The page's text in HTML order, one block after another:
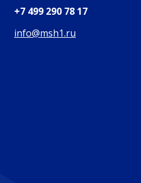
+7 499 290 78 17
info@msh1.ru